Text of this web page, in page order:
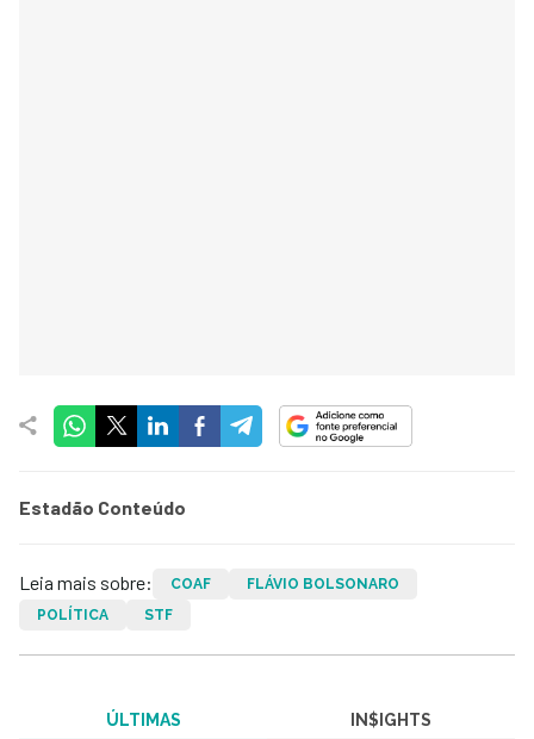
Estadão Conteúdo
Leia mais sobre: COAF
FLÁVIO BOLSONARO
POLÍTICA
STF
ÚLTIMAS IN$IGHTS